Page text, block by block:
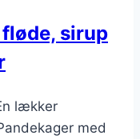
sirup
lækker
med